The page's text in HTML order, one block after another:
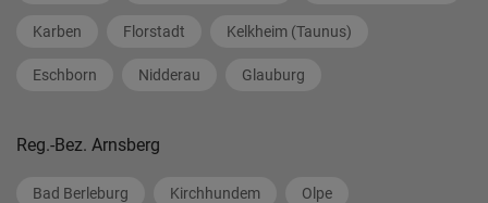
Karben Florstadt Kelkheim (Taunus)
Eschborn Nidderau Glauburg
Reg.-Bez. Arnsberg
Bad Berleburg Kirchhundem Olpe